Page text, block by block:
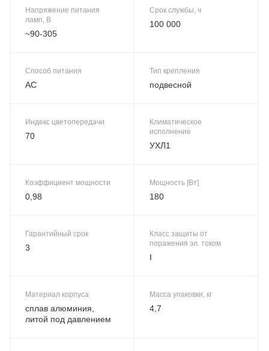
Напряжение питания
ламп, В
~90-305
Срок службы, ч
100 000
Способ питания
AC
Тип крепления
подвесной
Индекс цветопередачи
70
Климатическое
исполнение
УХЛ1
Коэффициент мощности
0,98
Мощность [Вт]
180
Гарантийный срок
3
Класс защиты от
поражения эл. током
I
Материал корпуса
сплав алюминия,
литой под давлением
Масса упаковки, кг
4,7